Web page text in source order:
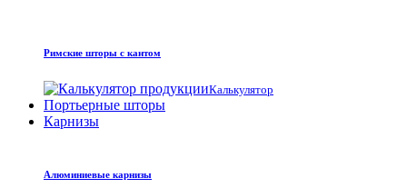
Римские шторы с кантом
Калькулятор
Портьерные шторы
Карнизы
Алюминиевые карнизы